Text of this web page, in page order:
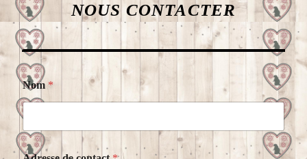
NOUS CONTACTER
Nom *